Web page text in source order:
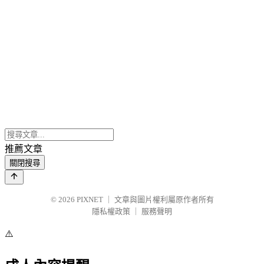
推薦文章
關閉搜尋
© 2026 PIXNET
文章與圖片權利屬原作者所有
隱私權政策
服務聲明
⚠️